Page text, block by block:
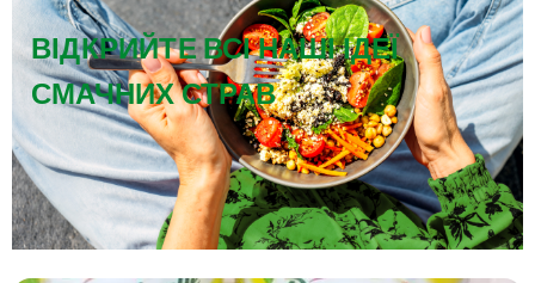
ВІДКРИЙТЕ ВСІ НАШІ ІДЕЇ
СМАЧНИХ СТРАВ